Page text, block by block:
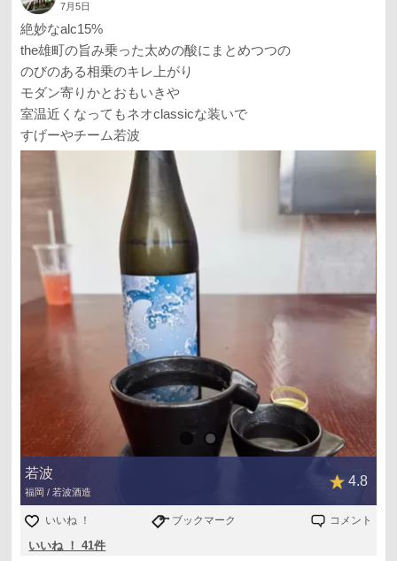
7月5日
絶妙なalc15%
the雄町の旨み乗った太めの酸にまとめつつの
のびのある相乗のキレ上がり
モダン寄りかとおもいきや
室温近くなってもネオclassicな装いで
すげーやチーム若波
若波
福岡 / 若波酒造
4.8
いいね ！ ブックマーク コメント
いいね ！ 41件